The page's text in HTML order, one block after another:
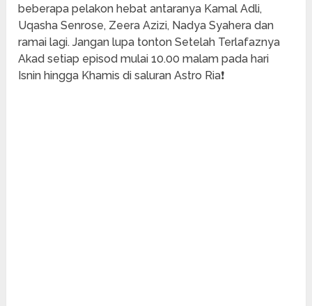
beberapa pelakon hebat antaranya Kamal Adli,
Uqasha Senrose, Zeera Azizi, Nadya Syahera dan
ramai lagi. Jangan lupa tonton Setelah Terlafaznya
Akad setiap episod mulai 10.00 malam pada hari
Isnin hingga Khamis di saluran Astro Ria❗